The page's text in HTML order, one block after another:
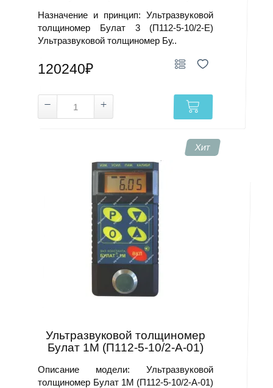
Назначение и принцип: Ультразвуковой
толщиномер Булат 3 (П112-5-10/2-Е)
Ультразвуковой толщиномер Бу..
120240₽
Хит
Ультразвуковой толщиномер
Булат 1М (П112-5-10/2-А-01)
Описание модели: Ультразвуковой
толщиномер Булат 1М (П112-5-10/2-А-01)